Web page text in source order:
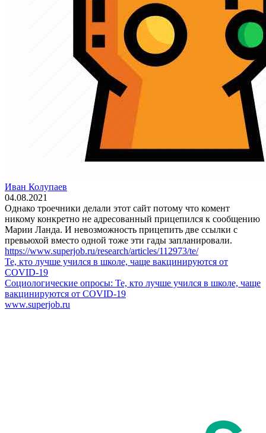
Иван Колупаев
04.08.2021
Однако троечники делали этот сайт потому что комент
никому конкретно не адресованный прицепился к сообщению
Марии Ланда. И невозможность прицепить две ссылки с
превьюхой вместо одной тоже эти гады запланировали.
https://www.superjob.ru/research/articles/112973/te/
Те, кто лучше учился в школе, чаще вакцинируются от
COVID-19
Социологические опросы: Те, кто лучше учился в школе, чаще
вакцинируются от COVID-19
www.superjob.ru